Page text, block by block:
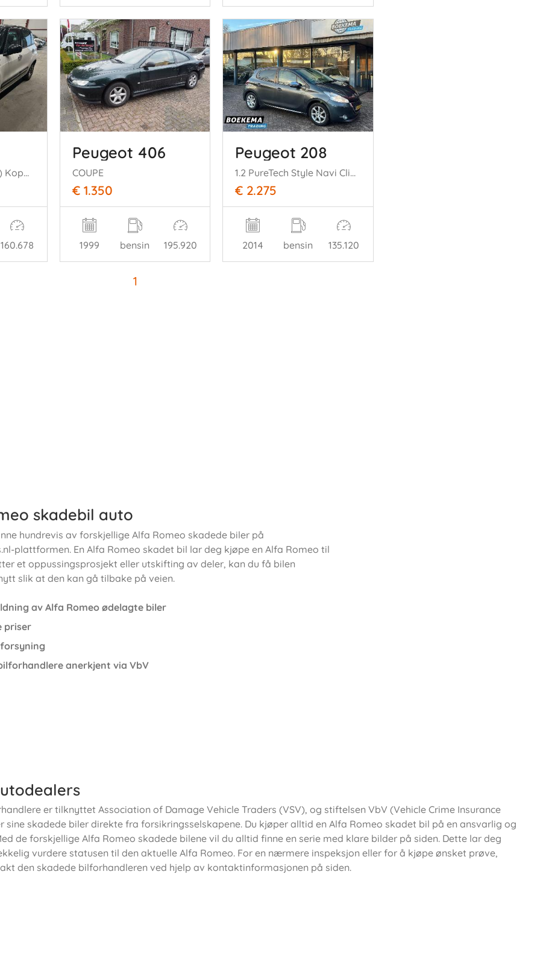
0.9 ( Panoramadak ) Koppaking stuk
160.678
Peugeot 406
COUPE
€ 1.350
1999 bensin 195.920
Peugeot 208
1.2 PureTech Style Navi Climate Cruise PDC
€ 2.275
2014 bensin 135.120
1
skadebil auto
hundrevis av forskjellige Alfa Romeo skadede biler på
plattformen. En Alfa Romeo skadet bil lar deg kjøpe en Alfa Romeo til
et oppussingsprosjekt eller utskifting av deler, kan du få bilen
slik at den kan gå tilbake på veien.
av Alfa Romeo ødelagte biler
priser
anerkjent via VbV
er tilknyttet Association of Damage Vehicle Traders (VSV), og stiftelsen VbV (Vehicle Crime Insurance
sine skadede biler direkte fra forsikringsselskapene. Du kjøper alltid en Alfa Romeo skadet bil på en ansvarlig og
de forskjellige Alfa Romeo skadede bilene vil du alltid finne en serie med klare bilder på siden. Dette lar deg
vurdere statusen til den aktuelle Alfa Romeo. For en nærmere inspeksjon eller for å kjøpe ønsket prøve,
den skadede bilforhandleren ved hjelp av kontaktinformasjonen på siden.